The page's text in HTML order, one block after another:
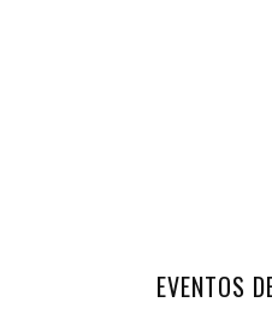
EVENTOS